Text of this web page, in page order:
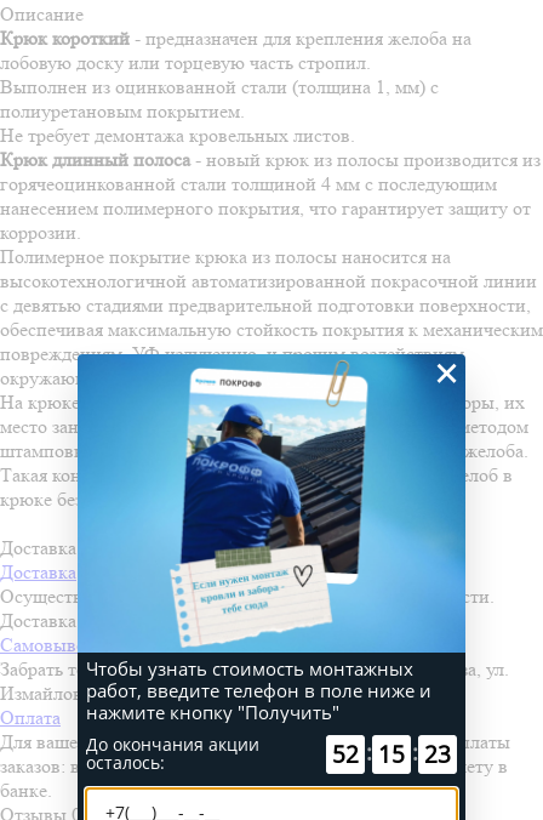
Описание
Крюк короткий - предназначен для крепления желоба на
лобовую доску или торцевую часть стропил.
Выполнен из оцинкованной стали (толщина 1, мм) с
полиуретановым покрытием.
Не требует демонтажа кровельных листов.
Крюк длинный полоса- новый крюк из полосы производится из
горячеоцинкованной стали толщиной 4 мм с последующим
нанесением полимерного покрытия, что гарантирует защиту от
коррозии.
Полимерное покрытие крюка из полосы наносится на
высокотехнологичной автоматизированной покрасочной линии
с девятью стадиями предварительной подготовки поверхности,
обеспечивая максимальную стойкость покрытия к механическим
повреждениям, УФ излучению, и прочим воздействиям
окружающей среды.
На крюке из полосы отсутствуют пластинчатые фиксаторы, их
место занимают технологические гибы, выполненные методом
штамповки, геометрически точно повторяющие форму желоба.
Такая конфигурация крюка позволяет зафиксировать желоб в
крюке без дополнительных операций.
Доставка и оплата
Доставка
Осуществляем доставку во все города Пензенской области.
Доставка осуществляется по льготной стоимости!
Самовывоз
Забрать товар можно самостоятельно со склада в г. Пенза, ул.
Измайлова, д. 28
Оплата
Для вашего удобства мы предлагаем несколько видов оплаты
заказов: в офисе г. Пенза, ул. Измайлова, д. 28 или по счету в
банке.
Отзывы 0
×
Чтобы узнать стоимость монтажных
работ, введите телефон в поле ниже и
нажмите кнопку "Получить"
До окончания акции
осталось: 52 : 15 : 23